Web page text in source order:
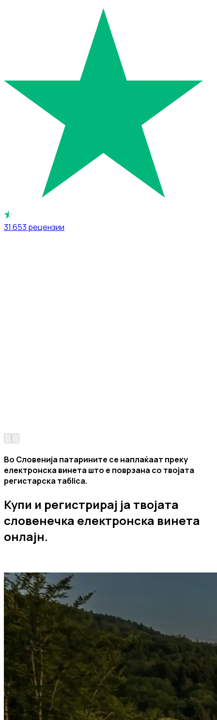
31.653 рецензии
Во Словенија патарините се наплаќаат преку
електронска винета што е поврзана со твојата
регистарска табlica.
Купи и регистрирај ја твојата
словенечка електронска винета
онлајн.